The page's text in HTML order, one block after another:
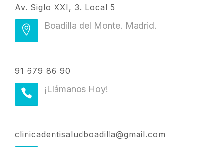
Av. Siglo XXI, 3. Local 5
Boadilla del Monte. Madrid.
91 679 86 90
¡Llámanos Hoy!
clinicadentisaludboadilla@gmail.com